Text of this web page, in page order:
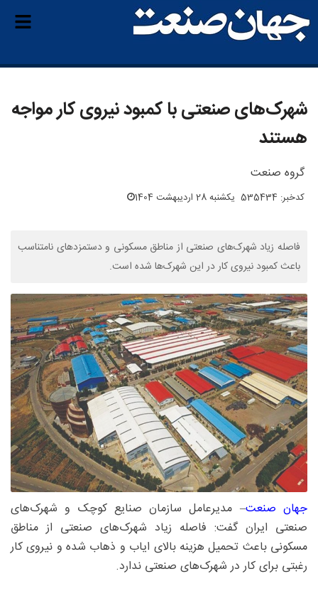
شهرک‌های صنعتی با کمبود نیروی کار مواجه‌
هستند
گروه صنعت
کدخبر: 535434 یکشنبه 28 اردیبهشت 1404
فاصله زیاد شهرک‌های صنعتی از مناطق مسکونی و دستمزدهای نامتناسب
باعث کمبود نیروی کار در این شهرک‌ها شده است.
جهان صنعت– مدیرعامل سازمان صنایع کوچک و شهرک‌های
صنعتی ایران گفت: فاصله زیاد شهرک‌های صنعتی از مناطق
مسکونی باعث تحمیل هزینه بالای ایاب و ذهاب شده و نیروی کار
رغبتی برای کار در شهرک‌های صنعتی ندارد.